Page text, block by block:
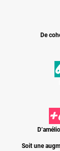
De
Soit une